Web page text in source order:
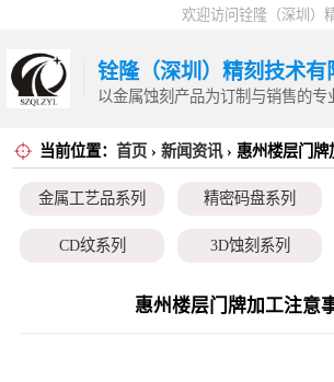
欢迎访问铨隆（深圳）
铨隆（深圳）精刻技术有
以金属蚀刻产品为订制与销售的专
当前位置： 首页 › 新闻资讯› 惠州楼层门牌
金属工艺品系列 精密码盘系列
CD纹系列 3D蚀刻系列
超薄垫片系列 磁性治具钢片系列
惠州楼层门牌加工注意
金属工艺品系列
精密码盘系列